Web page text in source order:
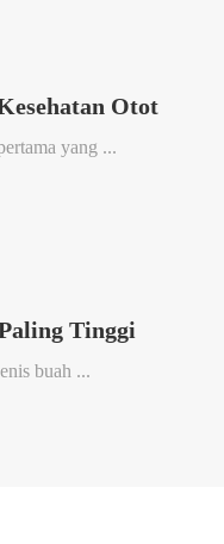
Otot
yang ...
Tinggi
buah ...